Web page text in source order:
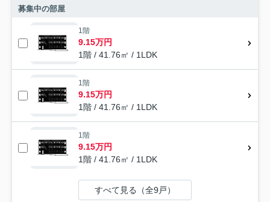
募集中の部屋
1階
9.15万円
1階 / 41.76㎡ / 1LDK
1階
9.15万円
1階 / 41.76㎡ / 1LDK
1階
9.15万円
1階 / 41.76㎡ / 1LDK
すべて見る（全9戸）